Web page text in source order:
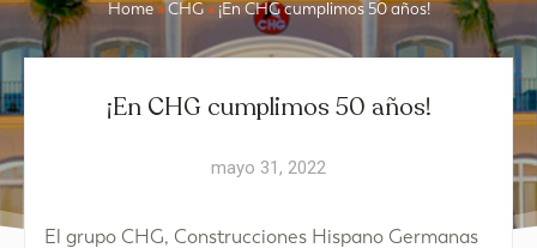
Home»CHG»¡En CHG cumplimos 50 años!
¡En CHG cumplimos 50 años!
mayo 31, 2022
El grupo CHG, Construcciones Hispano Germanas